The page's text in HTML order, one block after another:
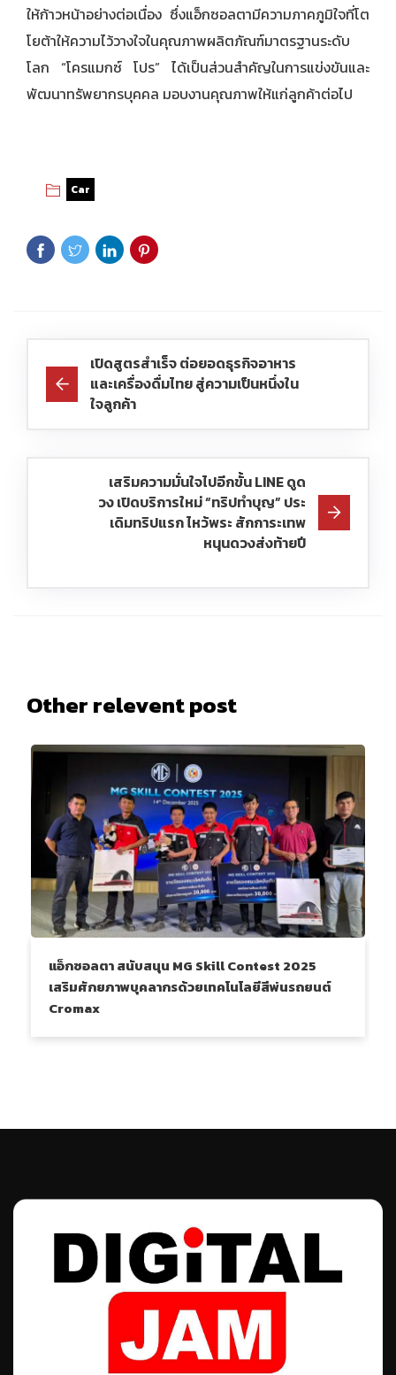
ให้ก้าวหน้าอย่างต่อเนื่อง ซึ่งแอ็กซอลตามีความภาคภูมิใจที่โต
โยต้าให้ความไว้วางใจในคุณภาพผลิตภัณฑ์มาตรฐานระดับ
โลก “โครแมกซ์ โปร” ได้เป็นส่วนสำคัญในการแข่งขันและ
พัฒนาทรัพยากรบุคคล มอบงานคุณภาพให้แก่ลูกค้าต่อไป
Car
เปิดสูตรสำเร็จ ต่อยอดธุรกิจอาหาร
และเครื่องดื่มไทย สู่ความเป็นหนึ่งใน
ใจลูกค้า
เสริมความมั่นใจไปอีกขั้น LINE ดูด
วง เปิดบริการใหม่ “ทริปทำบุญ” ประ
เดิมทริปแรก ไหว้พระ สักการะเทพ
หนุนดวงส่งท้ายปี
Other relevent post
แอ็กซอลตา สนับสนุน MG Skill Contest 2025
เสริมศักยภาพบุคลากรด้วยเทคโนโลยีสีพ่นรถยนต์
Cromax